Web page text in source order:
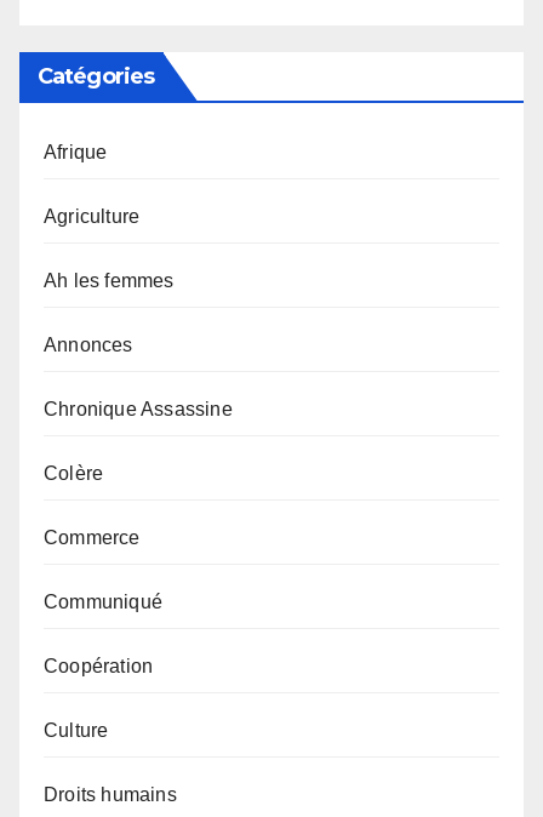
Catégories
Afrique
Agriculture
Ah les femmes
Annonces
Chronique Assassine
Colère
Commerce
Communiqué
Coopération
Culture
Droits humains